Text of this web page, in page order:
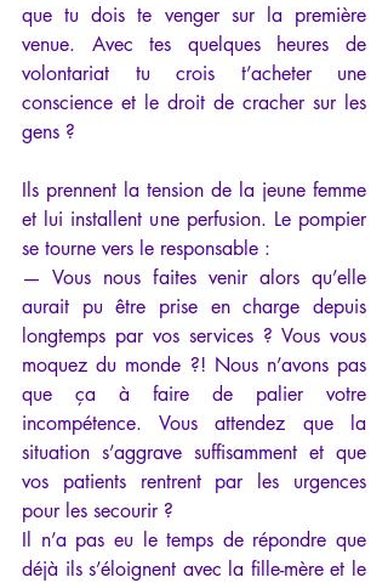
que tu dois te venger sur la première
venue. Avec tes quelques heures de
volontariat tu crois t’acheter une
conscience et le droit de cracher sur les
gens ?
Ils prennent la tension de la jeune femme
et lui installent une perfusion. Le pompier
se tourne vers le responsable :
— Vous nous faites venir alors qu’elle
aurait pu être prise en charge depuis
longtemps par vos services ? Vous vous
moquez du monde ?! Nous n’avons pas
que ça à faire de palier votre
incompétence. Vous attendez que la
situation s’aggrave suffisamment et que
vos patients rentrent par les urgences
pour les secourir ?
Il n’a pas eu le temps de répondre que
déjà ils s’éloignent avec la fille-mère et le